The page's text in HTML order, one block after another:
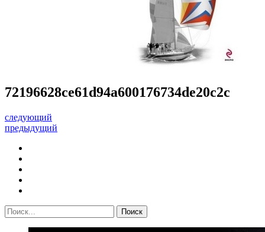
72196628ce61d94a600176734de20c2c
следующий
предыдущий